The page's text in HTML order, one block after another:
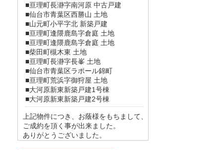
■亘理町長瀞字南河原 中古戸建
■仙台市青葉区西勝山 土地
■山元町小平字北 新築戸建
■亘理町逢隈鹿島字倉庭 土地
■亘理町逢隈鹿島字倉庭 土地
■柴田町槻木東 土地
■亘理町長瀞字長峯 土地
■仙台市青葉区ラポール錦町
■亘理町荒浜字御狩屋 土地
■大河原新東新築戸建1号棟
■大河原新東新築戸建2号棟
上記物件につき、お蔭様をもちまして、
ご成約を頂く事が出来ました。
ありがとうございました。